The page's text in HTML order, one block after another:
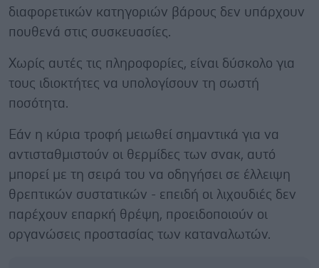
διαφορετικών κατηγοριών βάρους δεν υπάρχουν
πουθενά στις συσκευασίες.
Χωρίς αυτές τις πληροφορίες, είναι δύσκολο για
τους ιδιοκτήτες να υπολογίσουν τη σωστή
ποσότητα.
Εάν η κύρια τροφή μειωθεί σημαντικά για να
αντισταθμιστούν οι θερμίδες των σνακ, αυτό
μπορεί με τη σειρά του να οδηγήσει σε έλλειψη
θρεπτικών συστατικών - επειδή οι λιχουδιές δεν
παρέχουν επαρκή θρέψη, προειδοποιούν οι
οργανώσεις προστασίας των καταναλωτών.